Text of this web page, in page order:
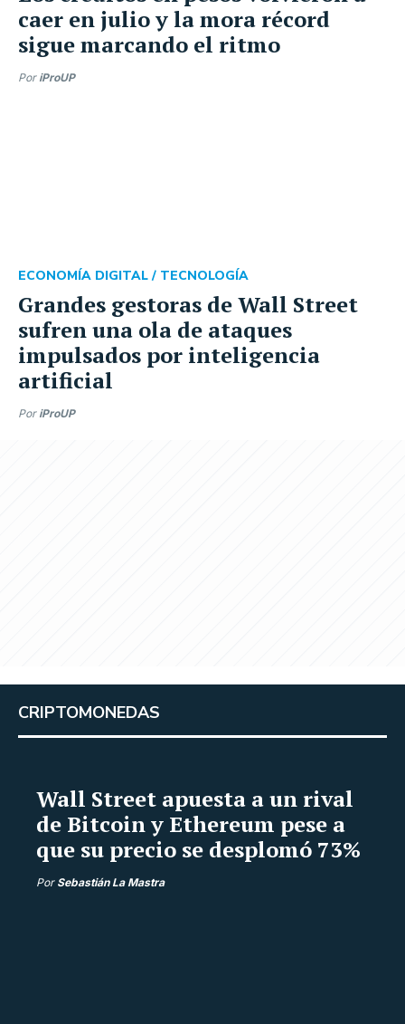
caer en julio y la mora récord
sigue marcando el ritmo
Por iProUP
Grandes gestoras de Wall Street
sufren una ola de ataques
impulsados por inteligencia
artificial
ECONOMÍA DIGITAL / TECNOLOGÍA
Por iProUP
CRIPTOMONEDAS
Wall Street apuesta a un rival
de Bitcoin y Ethereum pese a
que su precio se desplomó 73%
Por Sebastián La Mastra